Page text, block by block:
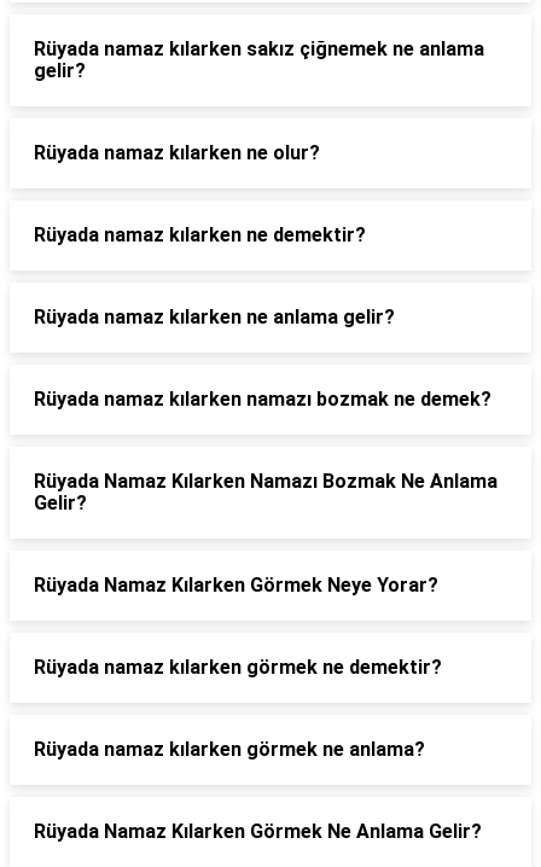
Rüyada namaz kılarken sakız çiğnemek ne anlama
gelir?
Rüyada namaz kılarken ne olur?
Rüyada namaz kılarken ne demektir?
Rüyada namaz kılarken ne anlama gelir?
Rüyada namaz kılarken namazı bozmak ne demek?
Rüyada Namaz Kılarken Namazı Bozmak Ne Anlama
Gelir?
Rüyada Namaz Kılarken Görmek Neye Yorar?
Rüyada namaz kılarken görmek ne demektir?
Rüyada namaz kılarken görmek ne anlama?
Rüyada Namaz Kılarken Görmek Ne Anlama Gelir?